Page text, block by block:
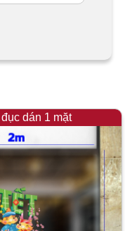
dán 1 mặt